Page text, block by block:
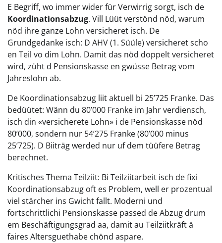
E Begriff, wo immer wider für Verwirrig sorgt, isch de
Koordinationsabzug. Vill Lüüt verstönd nöd, warum
nöd ihre ganze Lohn versicheret isch. De
Grundgedanke isch: D AHV (1. Süüle) versicheret scho
en Teil vo dim Lohn. Damit das nöd doppelt versicheret
wird, züht d Pensionskasse en gwüsse Betrag vom
Jahreslohn ab.
De Koordinationsabzug liit aktuell bi 25’725 Franke. Das
bedüütet: Wänn du 80’000 Franke im Jahr verdiensch,
isch din «versicherete Lohn» i de Pensionskasse nöd
80’000, sondern nur 54’275 Franke (80’000 minus
25’725). D Biiträg werded nur uf dem tüüfere Betrag
berechnet.
Kritisches Thema Teilziit: Bi Teilziitarbeit isch de fixi
Koordinationsabzug oft es Problem, well er prozentual
viel stärcher ins Gwicht fallt. Moderni und
fortschrittlichi Pensionskasse passed de Abzug drum
em Beschäftigungsgrad aa, damit au Teilziitkräft ä
faires Altersguethabe chönd aspare.